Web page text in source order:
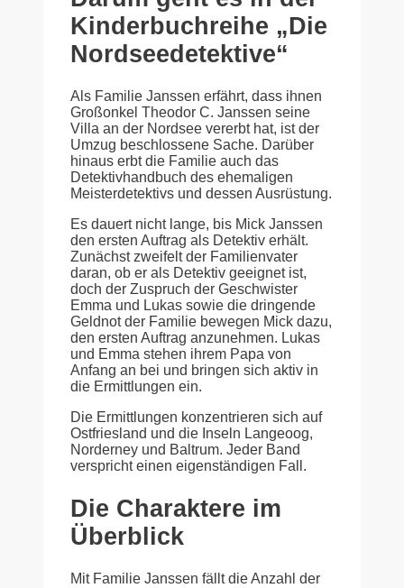
Kinderbuchreihe „Die
Nordseedetektive“
Als Familie Janssen erfährt, dass ihnen
Großonkel Theodor C. Janssen seine
Villa an der Nordsee vererbt hat, ist der
Umzug beschlossene Sache. Darüber
hinaus erbt die Familie auch das
Detektivhandbuch des ehemaligen
Meisterdetektivs und dessen Ausrüstung.
Es dauert nicht lange, bis Mick Janssen
den ersten Auftrag als Detektiv erhält.
Zunächst zweifelt der Familienvater
daran, ob er als Detektiv geeignet ist,
doch der Zuspruch der Geschwister
Emma und Lukas sowie die dringende
Geldnot der Familie bewegen Mick dazu,
den ersten Auftrag anzunehmen. Lukas
und Emma stehen ihrem Papa von
Anfang an bei und bringen sich aktiv in
die Ermittlungen ein.
Die Ermittlungen konzentrieren sich auf
Ostfriesland und die Inseln Langeoog,
Norderney und Baltrum. Jeder Band
verspricht einen eigenständigen Fall.
Die Charaktere im
Überblick
Mit Familie Janssen fällt die Anzahl der